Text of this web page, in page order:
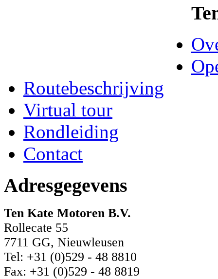
Routebeschrijving
Virtual tour
Rondleiding
Contact
Adresgegevens
Ten Kate Motoren B.V.
Rollecate 55
7711 GG, Nieuwleusen
Tel: +31 (0)529 - 48 8810
Fax: +31 (0)529 - 48 8819